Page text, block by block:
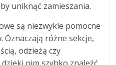
uniknąć zamieszania.
są niezwykle pomocne
różne sekcje,
odzieżą czy